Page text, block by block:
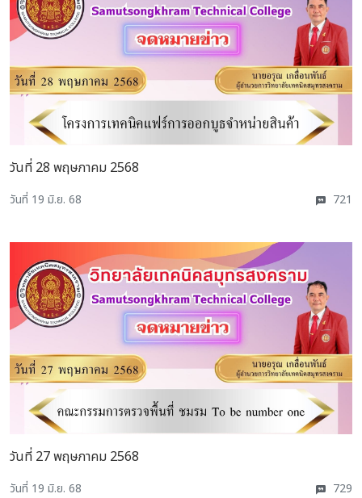
วันที่ 28 พฤษภาคม 2568
วันที่ 19 มิ.ย. 68 721
วันที่ 27 พฤษภาคม 2568
วันที่ 19 มิ.ย. 68 729